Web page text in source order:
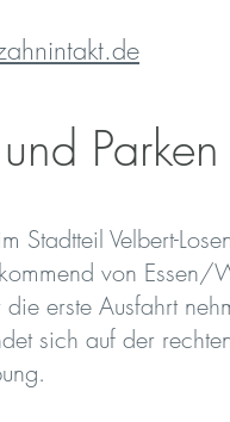
Parken
Stadtteil Velbert-
von Essen/
die erste Ausfahrt
sich auf der